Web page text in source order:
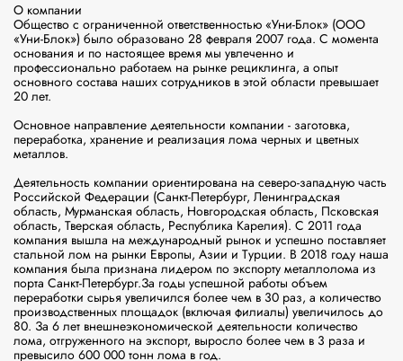
О компании
Общество с ограниченной ответственностью «Уни-Блок» (ООО
«Уни-Блок») было образовано 28 февраля 2007 года. С момента
основания и по настоящее время мы увлеченно и
профессионально работаем на рынке рециклинга, а опыт
основного состава наших сотрудников в этой области превышает
20 лет.
Основное направление деятельности компании - заготовка,
переработка, хранение и реализация лома черных и цветных
металлов.
Деятельность компании ориентирована на северо-западную часть
Российской Федерации (Санкт-Петербург, Ленинградская
область, Мурманская область, Новгородская область, Псковская
область, Тверская область, Республика Карелия). С 2011 года
компания вышла на международный рынок и успешно поставляет
стальной лом на рынки Европы, Азии и Турции. В 2018 году наша
компания была признана лидером по экспорту металлолома из
порта Санкт-Петербург.За годы успешной работы объем
переработки сырья увеличился более чем в 30 раз, а количество
производственных площадок (включая филиалы) увеличилось до
80. За 6 лет внешнеэкономической деятельности количество
лома, отгруженного на экспорт, выросло более чем в 3 раза и
превысило 600 000 тонн лома в год.